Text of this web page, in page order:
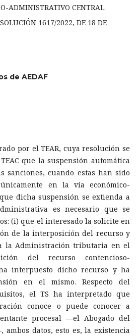
ADMINISTRATIVO CENTRAL.
1617/2022, DE 18 DE
de AEDAF
por el TEAR, cuya resolución se
que la suspensión automática
sanciones, cuando estas han sido
en la vía económico-
dicha suspensión se extienda a
es necesario que se
(i) que el interesado la solicite en
de la interposición del recurso y
la Administración tributaria en el
del recurso contencioso-
interpuesto dicho recurso y ha
en el mismo. Respecto del
el TS ha interpretado que
conoce o puede conocer a
procesal —el Abogado del
ambos datos, esto es, la existencia